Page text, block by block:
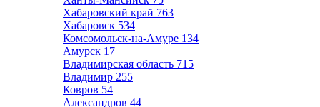
Хабаровский край 763
Хабаровск 534
Комсомольск-на-Амуре 134
Амурск 17
Владимирская область 715
Владимир 255
Ковров 54
Александров 44